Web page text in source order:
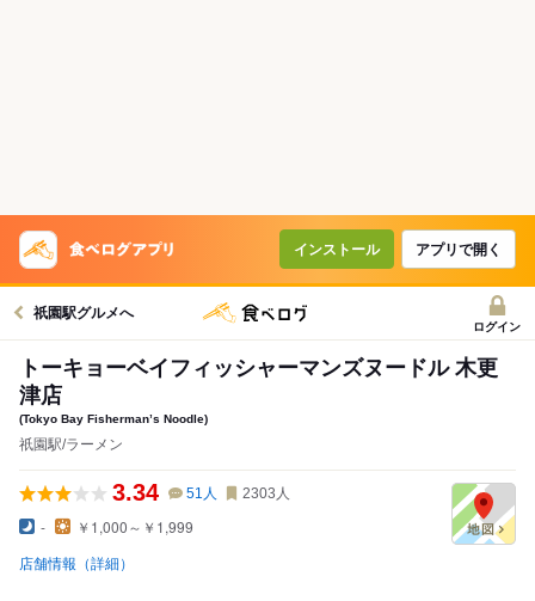
インストール アプリで開く
祇園駅グルメへ
ログイン
トーキョーベイフィッシャーマンズヌードル 木更
津店
(Tokyo Bay Fisherman’s Noodle)
祇園駅/ラーメン
3.34 51 人 2303 人
- ￥1,000～￥1,999
店舗情報（詳細）